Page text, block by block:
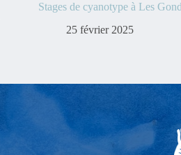
Stages de cyanotype à Les
25 février 2025